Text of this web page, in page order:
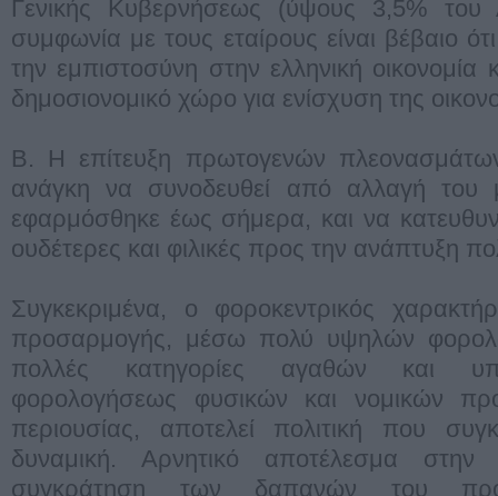
Γενικής Κυβερνήσεως (ύψους 3,5%
συμφωνία με τους εταίρους είναι βέβαιο
την εμπιστοσύνη στην ελληνική οικονομία
δημοσιονομικό χώρο για ενίσχυση της
Β. Η επίτευξη πρωτογενών
ανάγκη να συνοδευθεί από αλλαγή του
εφαρμόσθηκε έως σήμερα, και να
ουδέτερες και φιλικές προς την ανάπτυξη
Συγκεκριμένα, ο φοροκεντρικός
προσαρμογής, μέσω πολύ υψηλών
πολλές κατηγορίες αγαθών και
φορολογήσεως φυσικών και νομικών
περιουσίας, αποτελεί πολιτική που
δυναμική. Αρνητικό αποτέλεσμα στην
συγκράτηση των δαπανών του